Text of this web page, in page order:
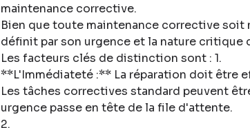
maintenance corrective.
Bien que toute maintenance corrective
définit par son urgence et la nature critique
Les facteurs clés de distinction sont : 1.
**L'Immédiateté :** La réparation doit être
Les tâches correctives standard peuvent
urgence passe en tête de la file d'attente.
2.